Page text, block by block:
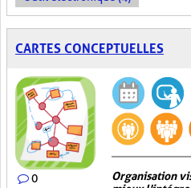
CARTES CONCEPTUELLES
0
Organisation